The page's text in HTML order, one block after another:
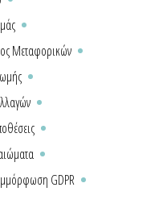
Μεταφορικών
GDPR